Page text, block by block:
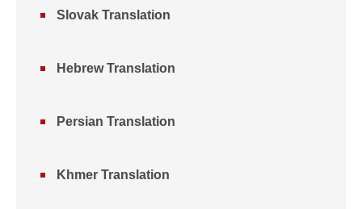
Slovak Translation
Hebrew Translation
Persian Translation
Khmer Translation